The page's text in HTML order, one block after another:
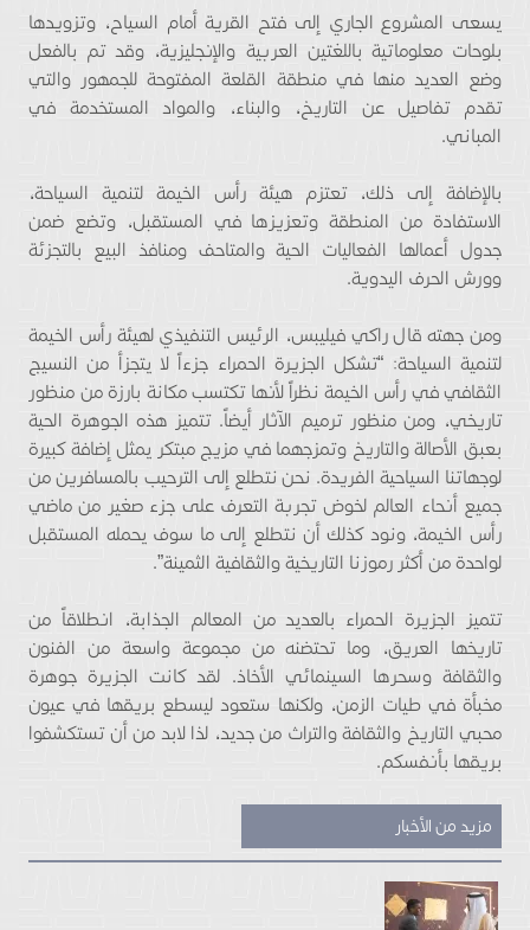
يسعى المشروع الجاري إلى فتح القرية أمام السياح، وتزويدها
بلوحات معلوماتية باللغتين العربية والإنجليزية، وقد تم بالفعل
وضع العديد منها في منطقة القلعة المفتوحة للجمهور والتي
تقدم تفاصيل عن التاريخ، والبناء، والمواد المستخدمة في
المباني.
بالإضافة إلى ذلك، تعتزم هيئة رأس الخيمة لتنمية السياحة،
الاستفادة من المنطقة وتعزيزها في المستقبل، وتضع ضمن
جدول أعمالها الفعاليات الحية والمتاحف ومنافذ البيع بالتجزئة
وورش الحرف اليدوية.
ومن جهته قال راكي فيليبس، الرئيس التنفيذي لهيئة رأس الخيمة
لتنمية السياحة: “تشكل الجزيرة الحمراء جزءاً لا يتجزأ من النسيج
الثقافي في رأس الخيمة نظراً لأنها تكتسب مكانة بارزة من منظور
تاريخي، ومن منظور ترميم الآثار أيضاً. تتميز هذه الجوهرة الحية
بعبق الأصالة والتاريخ وتمزجهما في مزيج مبتكر يمثل إضافة كبيرة
لوجهاتنا السياحية الفريدة. نحن نتطلع إلى الترحيب بالمسافرين من
جميع أنحاء العالم لخوض تجربة التعرف على جزء صغير من ماضي
رأس الخيمة، ونود كذلك أن نتطلع إلى ما سوف يحمله المستقبل
لواحدة من أكثر رموزنا التاريخية والثقافية الثمينة”.
تتميز الجزيرة الحمراء بالعديد من المعالم الجذابة، انطلاقاً من
تاريخها العريق، وما تحتضنه من مجموعة واسعة من الفنون
والثقافة وسحرها السينمائي الأخاذ. لقد كانت الجزيرة جوهرة
مخبأة في طيات الزمن، ولكنها ستعود ليسطع بريقها في عيون
محبي التاريخ والثقافة والتراث من جديد، لذا لابد من أن تستكشفوا
بريقها بأنفسكم.
مزيد من الأخبار